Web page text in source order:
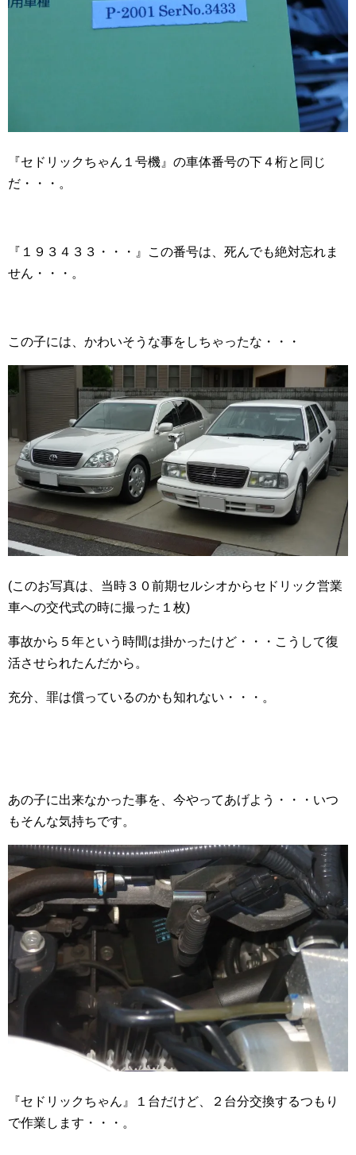
『セドリックちゃん１号機』の車体番号の下４桁と同じ
だ・・・。
『１９３４３３・・・』この番号は、死んでも絶対忘れま
せん・・・。
この子には、かわいそうな事をしちゃったな・・・
(このお写真は、当時３０前期セルシオからセドリック営業
車への交代式の時に撮った１枚)
事故から５年という時間は掛かったけど・・・こうして復
活させられたんだから。
充分、罪は償っているのかも知れない・・・。
あの子に出来なかった事を、今やってあげよう・・・いつ
もそんな気持ちです。
『セドリックちゃん』１台だけど、２台分交換するつもり
で作業します・・・。